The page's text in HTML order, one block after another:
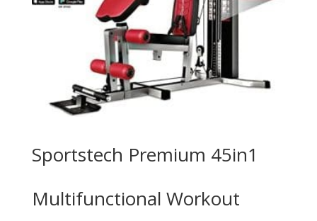
Sportstech Premium 45in1
Multifunctional Workout